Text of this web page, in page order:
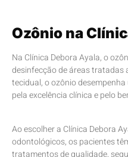
Ozônio na
Na Clínica Debora Ayala, o
desinfecção de áreas tratadas
tecidual, o ozônio
pela excelência clínica e pelo
Ao escolher a Clínica Debora
odontológicos, os pacientes
tratamentos de qualidade,